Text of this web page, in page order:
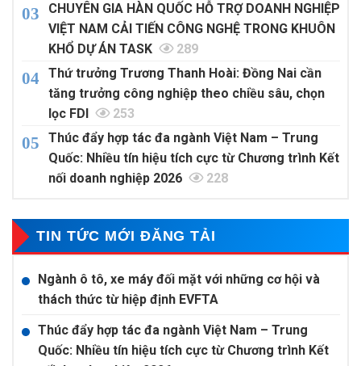
CHUYÊN GIA HÀN QUỐC HỖ TRỢ DOANH NGHIỆP
VIỆT NAM CẢI TIẾN CÔNG NGHỆ TRONG KHUÔN
KHỔ DỰ ÁN TASK
289
Thứ trưởng Trương Thanh Hoài: Đồng Nai cần
tăng trưởng công nghiệp theo chiều sâu, chọn
lọc FDI
253
Thúc đẩy hợp tác đa ngành Việt Nam – Trung
Quốc: Nhiều tín hiệu tích cực từ Chương trình Kết
nối doanh nghiệp 2026
228
TIN TỨC MỚI ĐĂNG TẢI
Ngành ô tô, xe máy đối mặt với những cơ hội và
thách thức từ hiệp định EVFTA
Thúc đẩy hợp tác đa ngành Việt Nam – Trung
Quốc: Nhiều tín hiệu tích cực từ Chương trình Kết